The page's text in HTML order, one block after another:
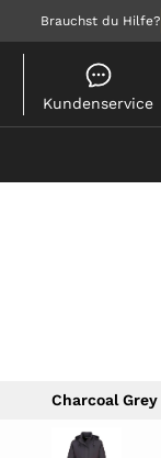
Brauchst du Hilfe?
Kundenservice
Charcoal Grey